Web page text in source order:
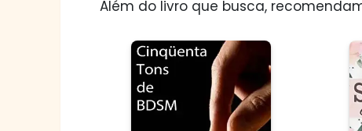
Além do livro que busca,